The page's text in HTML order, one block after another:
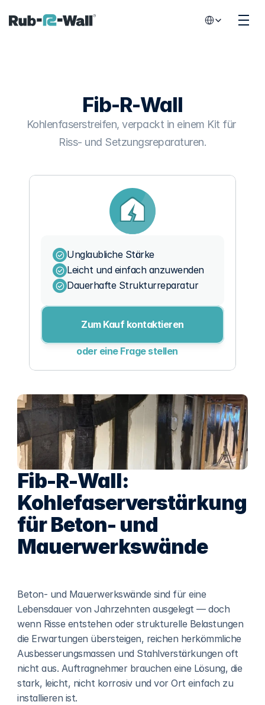
Fib-R-Wall
Kohlenfaserstreifen, verpackt in einem Kit für
Riss- und Setzungsreparaturen.
Fib-R-Wall:
Kohlefaserverstärkung
für Beton- und
Mauerwerkswände
Beton- und Mauerwerkswände sind für eine
Lebensdauer von Jahrzehnten ausgelegt — doch
wenn Risse entstehen oder strukturelle Belastungen
die Erwartungen übersteigen, reichen herkömmliche
Ausbesserungsmassen und Stahlverstärkungen oft
nicht aus. Auftragnehmer brauchen eine Lösung, die
stark, leicht, nicht korrosiv und vor Ort einfach zu
installieren ist.
Unglaubliche Stärke
Leicht und einfach anzuwenden
Dauerhafte Strukturreparatur
Zum Kauf kontaktieren
oder eine Frage stellen